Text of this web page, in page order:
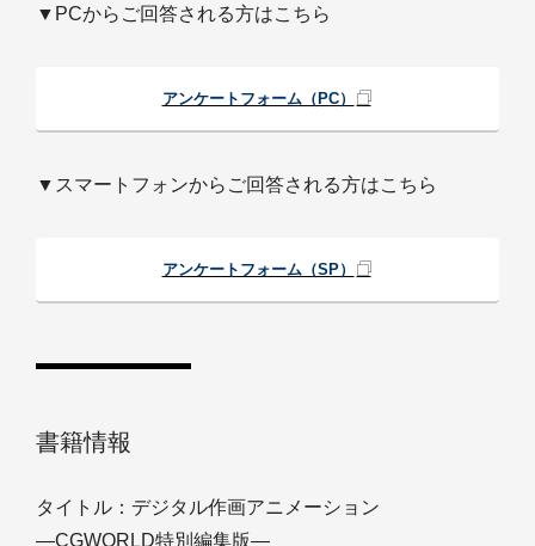
▼PCからご回答される方はこちら
アンケートフォーム（PC）
▼スマートフォンからご回答される方はこちら
アンケートフォーム（SP）
書籍情報
タイトル：デジタル作画アニメーション
―CGWORLD特別編集版―